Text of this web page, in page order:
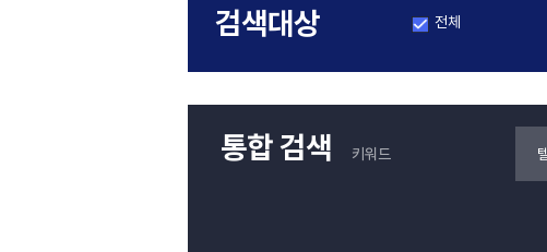
검색대상 전체
통합 검색 키워드